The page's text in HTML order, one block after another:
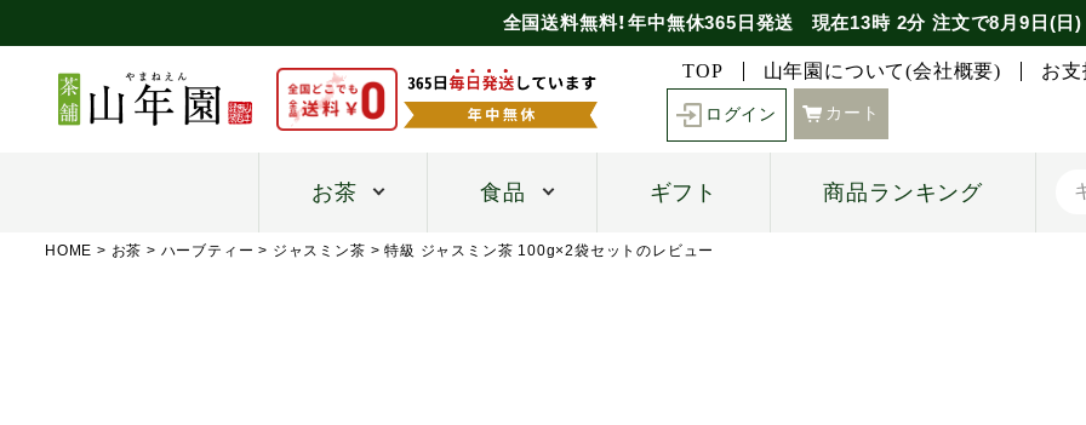
全国送料無料！年中無休365日発送 現在13時 2分 注文で8月9日(日)
TOP 山年園について(会社概要) お
ログイン カート
お茶 食品 ギフト 商品ランキング
HOME お茶 ハーブティー ジャスミン茶 特級 ジャスミン茶 100g×2袋セットのレビュー